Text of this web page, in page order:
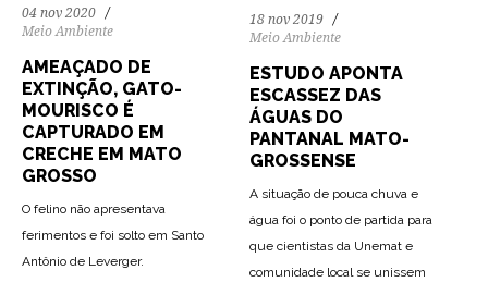
04 nov 2020
Meio Ambiente
AMEAÇADO DE
EXTINÇÃO, GATO-
MOURISCO É
CAPTURADO EM
CRECHE EM MATO
GROSSO
O felino não apresentava
ferimentos e foi solto em Santo
Antônio de Leverger.
18 nov 2019
Meio Ambiente
ESTUDO APONTA
ESCASSEZ DAS
ÁGUAS DO
PANTANAL MATO-
GROSSENSE
A situação de pouca chuva e
água foi o ponto de partida para
que cientistas da Unemat e
comunidade local se unissem